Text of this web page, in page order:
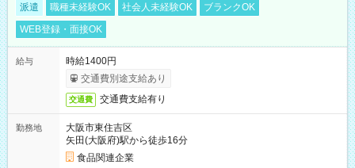
派遣 職種未経験OK 社会人未経験OK
ブランクOK
WEB登録・面接OK
給与
時給1400円
交通費別途支給あり
交通費 交通費支給有り
勤務地
大阪市東住吉区
矢田(大阪府)駅から徒歩16分
食品関連企業